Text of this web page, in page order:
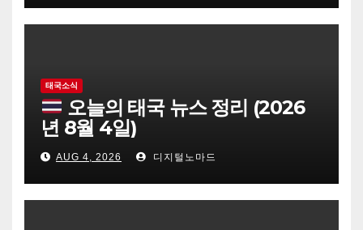
태국소식
오늘의 태국 뉴스 정리 (2026
년 8월 4일)
AUG 4, 2026 디지털노마드